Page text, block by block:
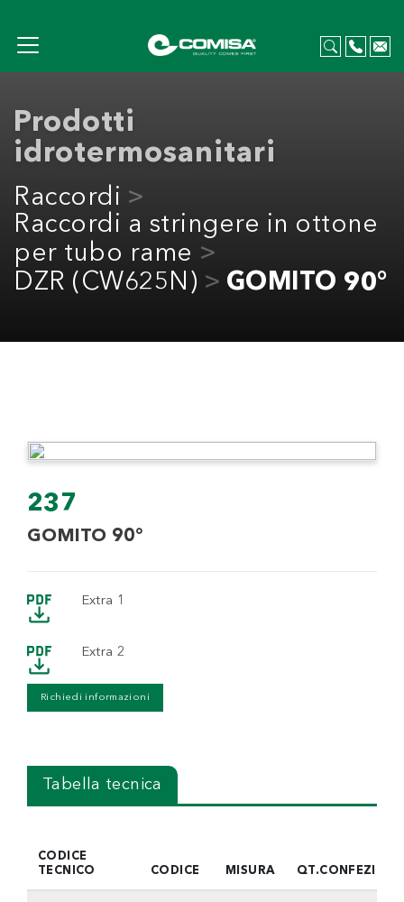
Prodotti
idrotermosanitari
Raccordi
Raccordi a stringere in ottone
per tubo rame
DZR (CW625N)
GOMITO 90°
237
GOMITO 90°
Extra 1
Extra 2
Richiedi informazioni
Tabella tecnica
CODICE
TECNICO
CODICE MISURA QT.CONFEZIONE